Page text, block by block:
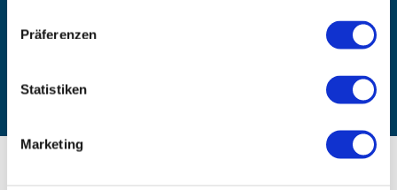
Präferenzen
Statistiken
Marketing